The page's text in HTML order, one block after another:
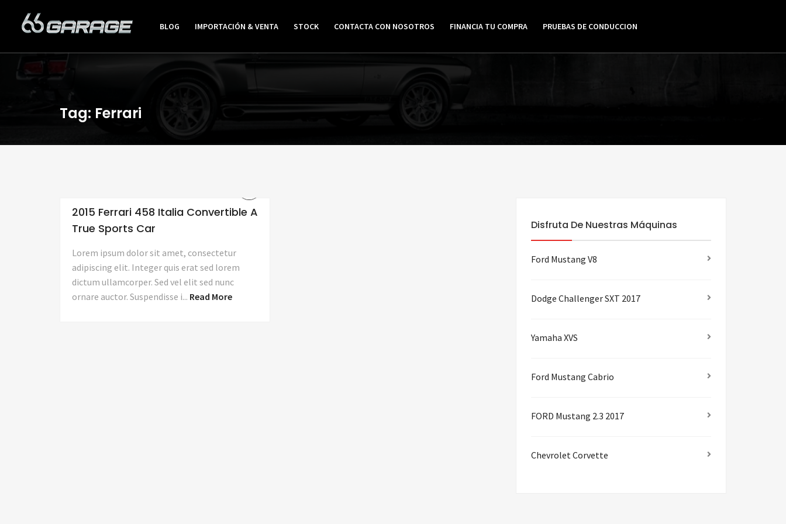
BLOG IMPORTACIÓN & VENTA STOCK CONTACTA CON NOSOTROS FINANCIA TU COMPRA PRUEBAS DE CONDUCCION
Tag: Ferrari
2015 Ferrari 458 Italia Convertible A
True Sports Car
Lorem ipsum dolor sit amet, consectetur
adipiscing elit. Integer quis erat sed lorem
dictum ullamcorper. Sed vel elit sed nunc
ornare auctor. Suspendisse i... Read More
Disfruta De Nuestras Máquinas
Ford Mustang V8
Dodge Challenger SXT 2017
Yamaha XVS
Ford Mustang Cabrio
FORD Mustang 2.3 2017
Chevrolet Corvette